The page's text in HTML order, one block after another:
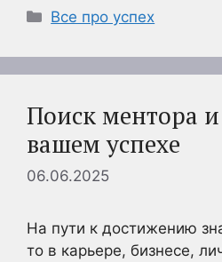
Рубрики
Все про успех
Поиск ментора и
вашем успехе
06.06.2025
На пути к достижению
то в карьере, бизнесе,